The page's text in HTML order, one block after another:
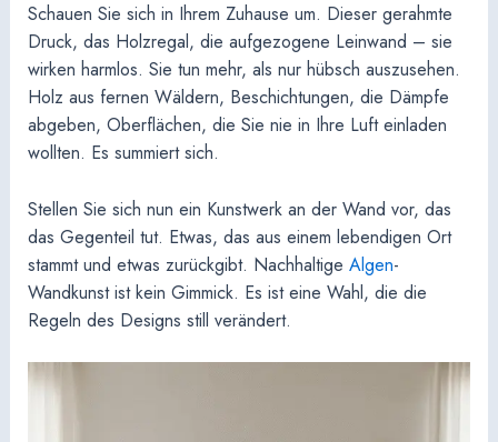
Schauen Sie sich in Ihrem Zuhause um. Dieser gerahmte
Druck, das Holzregal, die aufgezogene Leinwand – sie
wirken harmlos. Sie tun mehr, als nur hübsch auszusehen.
Holz aus fernen Wäldern, Beschichtungen, die Dämpfe
abgeben, Oberflächen, die Sie nie in Ihre Luft einladen
wollten. Es summiert sich.
Stellen Sie sich nun ein Kunstwerk an der Wand vor, das
das Gegenteil tut. Etwas, das aus einem lebendigen Ort
stammt und etwas zurückgibt. Nachhaltige Algen-
Wandkunst ist kein Gimmick. Es ist eine Wahl, die die
Regeln des Designs still verändert.